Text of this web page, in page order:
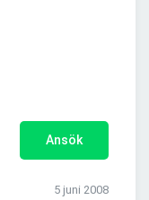
Ansök
5 juni 2008